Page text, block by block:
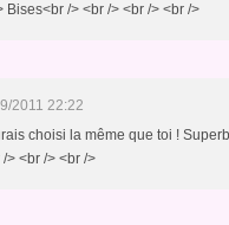
Bises<br /> <br /> <br /> <br />
2011 22:22
choisi la même que toi !
> <br /> <br />